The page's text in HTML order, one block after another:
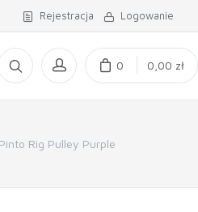
Rejestracja Logowanie
0 0,00 zł
Rig Pulley Purple